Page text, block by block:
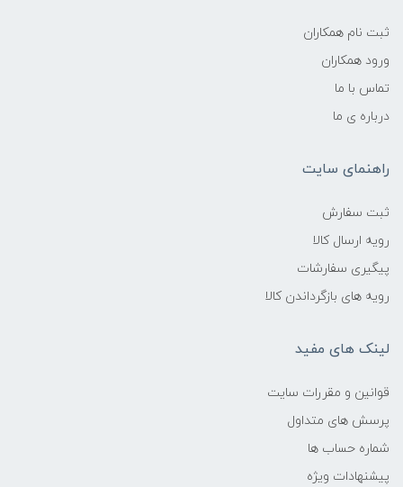
ثبت نام همکاران
ورود همکاران
تماس با ما
درباره ی ما
راهنمای سایت
ثبت سفارش
رویه ارسال کالا
پیگیری سفارشات
رویه های بازگرداندن کالا
لینک های مفید
قوانین و مقررات سایت
پرسش های متداول
شماره حساب ها
پیشنهادات ویژه